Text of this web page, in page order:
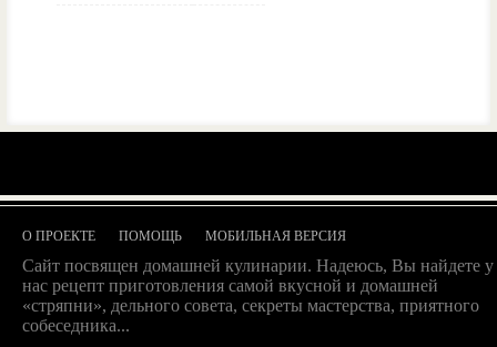
О ПРОЕКТЕ ПОМОЩЬ МОБИЛЬНАЯ ВЕРСИЯ
Сайт посвящен домашней кулинарии. Надеюсь, Вы найдете у
нас рецепт приготовления самой вкусной и домашней
«стряпни», дельного совета, секреты мастерства, приятного
собеседника...